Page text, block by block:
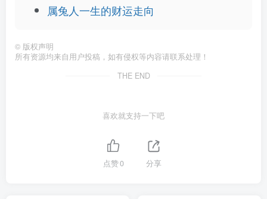
属兔人一生的财运走向
© 版权声明
所有资源均来自用户投稿，如有侵权等内容请联系处理！
THE END
喜欢就支持一下吧
点赞0 分享